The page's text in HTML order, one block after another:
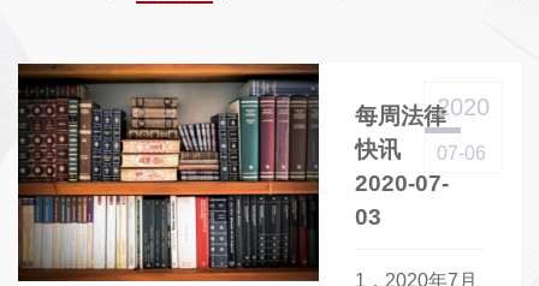
每周法律
快讯
2020-07-
03
2020
07-06
1．2020年7月